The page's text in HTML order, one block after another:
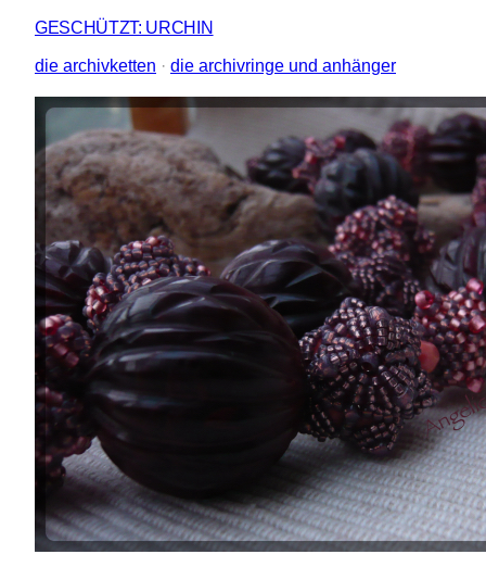
GESCHÜTZT: URCHIN
die archivketten · die archivringe und anhänger